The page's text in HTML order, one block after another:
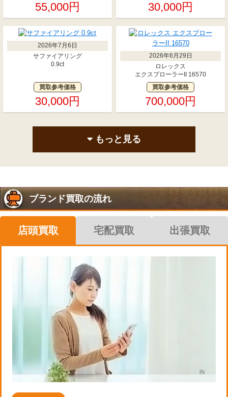
55,000円 30,000円
2026年7月6日
サファイアリング
0.9ct
買取参考価格
30,000円
2026年6月29日
ロレックス
エクスプローラーII 16570
買取参考価格
700,000円
もっと見る
ブランド買取の流れ
店頭買取 宅配買取 出張買取